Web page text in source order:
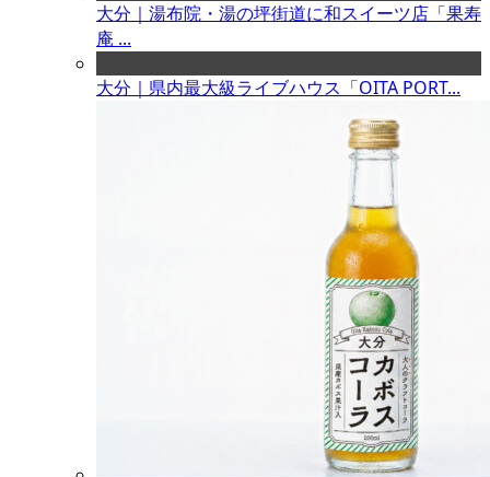
大分｜湯布院・湯の坪街道に和スイーツ店「果寿
庵 ...
大分｜県内最大級ライブハウス「OITA PORT...